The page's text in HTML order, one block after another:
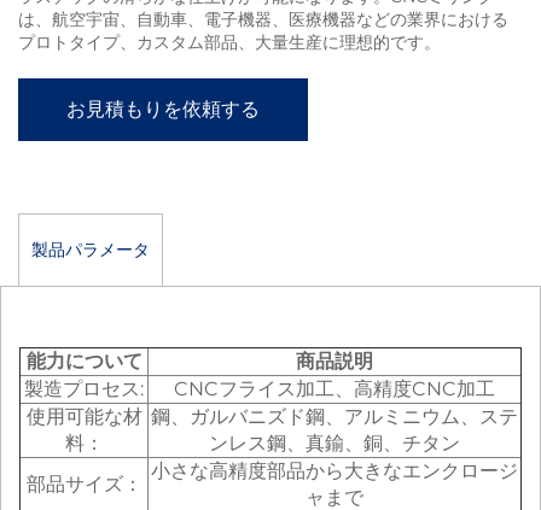
は、航空宇宙、自動車、電子機器、医療機器などの業界における
プロトタイプ、カスタム部品、大量生産に理想的です。
お見積もりを依頼する
製品パラメータ
能力について
商品説明
製造プロセス:
CNCフライス加工、高精度CNC加工
使用可能な材
料：
鋼、ガルバニズド鋼、アルミニウム、ステ
ンレス鋼、真鍮、銅、チタン
部品サイズ：
小さな高精度部品から大きなエンクロージ
ャまで